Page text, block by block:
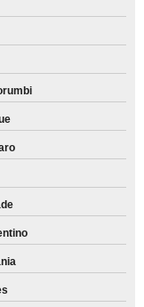
Monções